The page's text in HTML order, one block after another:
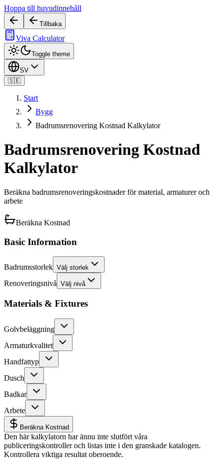
Hoppa till huvudinnehåll
Tillbaka
Viva Calculator
Toggle theme
SV
🇸🇪
Start
Bygg
Badrumsrenovering Kostnad Kalkylator
Badrumsrenovering Kostnad
Kalkylator
Beräkna badrumsrenoveringskostnader för material, armaturer och
arbete
Beräkna Kostnad
Basic Information
Badrumsstorlek Välj storlek
Renoveringsnivå Välj nivå
Materials & Fixtures
Golvbeläggning
Armaturkvalitet
Handfattyp
Dusch
Badkar
Arbete
Beräkna Kostnad
Den här kalkylatorn har ännu inte slutfört våra
publiceringskontroller och listas inte i den granskade katalogen.
Kontrollera viktiga resultat oberoende.